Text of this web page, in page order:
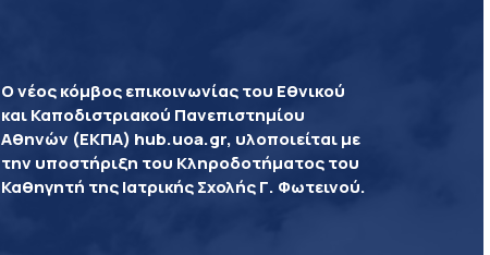
Ο νέος κόμβος επικοινωνίας του Εθνικού
και Καποδιστριακού Πανεπιστημίου
Αθηνών (ΕΚΠΑ) hub.uoa.gr, υλοποιείται με
την υποστήριξη του Κληροδοτήματος του
Καθηγητή της Ιατρικής Σχολής Γ. Φωτεινού.